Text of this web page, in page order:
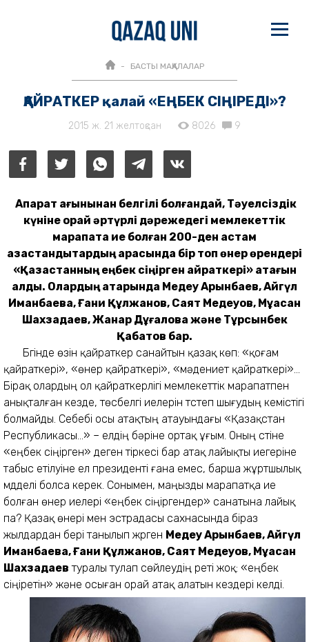
БАСТЫ МАҚАЛАЛАР
ҚАЙРАТКЕР қалай «ЕҢБЕК СІҢІРЕДІ»?
2015 ж. 21 желтоқсан 8026 9
Ақпарат ағынынан белгілі болғандай, Тәуелсіздік
күніне орай әртүрлі дәрежедегі мемлекеттік
марапатқа ие болған 200-ден астам
қазақстандықтардың арасында бір топ өнер өрендері
«Қазақстанның еңбек сіңірген қайраткері» атағын
алды. Олардың қатарында Медеу Арынбаев, Айгүл
Иманбаева, Ғани Құлжанов, Саят Медеуов, Мұқасан
Шахзадаев, Жанар Дұғалова және Тұрсынбек
Қабатов бар.
Бүгінде өзін қайраткер санайтын қазақ көп: «қоғам
қайраткері», «өнер қайраткері», «мәдениет қайраткері»...
Бірақ олардың ол қайраткерлігі мемлекеттік марапатпен
анықталған кезде, төсбелгі иелерін түстеп шығудың кемістігі
болмайды. Себебі осы атақтың атауындағы «Қазақстан
Республикасы...» – елдің бәріне ортақ ұғым. Оның үстіне
«еңбек сіңірген» деген тіркесі бар атақ лайықты иегеріне
табыс етілуіне ел президенті ғана емес, барша жұртшылық
мүдделі болса керек. Сонымен, маңызды марапатқа ие
болған өнер иелері «еңбек сіңіргендер» санатына лайық
па? Қазақ өнері мен эстрадасы сахнасында біраз
жылдардан бері танылып жүрген Медеу Арынбаев, Айгүл
Иманбаева, Ғани Құлжанов, Саят Медеуов, Мұқасан
Шахзадаев туралы тулап сөйлеудің реті жоқ: «еңбек
сіңіретін» және осыған орай атақ алатын кездері келді.